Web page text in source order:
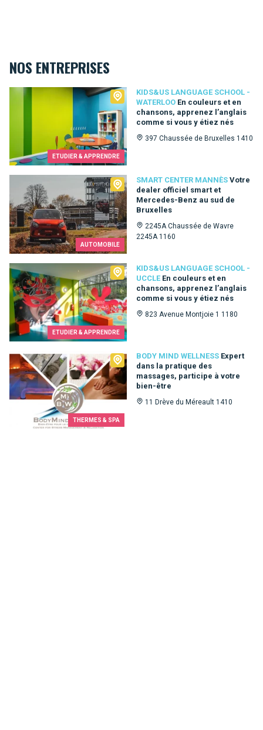
NOS ENTREPRISES
ETUDIER & APPRENDRE
KIDS&US LANGUAGE SCHOOL -
WATERLOO En couleurs et en
chansons, apprenez l’anglais
comme si vous y étiez nés
397 Chaussée de Bruxelles 1410
Kids&Us language school - Waterloo
AUTOMOBILE
SMART CENTER MANNÈS Votre
dealer officiel smart et
Mercedes-Benz au sud de
Bruxelles
2245A Chaussée de Wavre
2245A 1160
Smart Center Mannès
ETUDIER & APPRENDRE
KIDS&US LANGUAGE SCHOOL -
UCCLE En couleurs et en
chansons, apprenez l’anglais
comme si vous y étiez nés
823 Avenue Montjoie 1 1180
Kids&Us language school - Uccle
THERMES & SPA
BODY MIND WELLNESS Expert
dans la pratique des
massages, participe à votre
bien-être
11 Drève du Méreault 1410
Body Mind Wellness